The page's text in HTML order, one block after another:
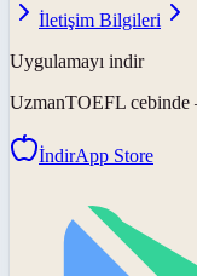
İletişim Bilgileri
Uygulamayı indir
UzmanTOEFL cebinde
İndirApp Store